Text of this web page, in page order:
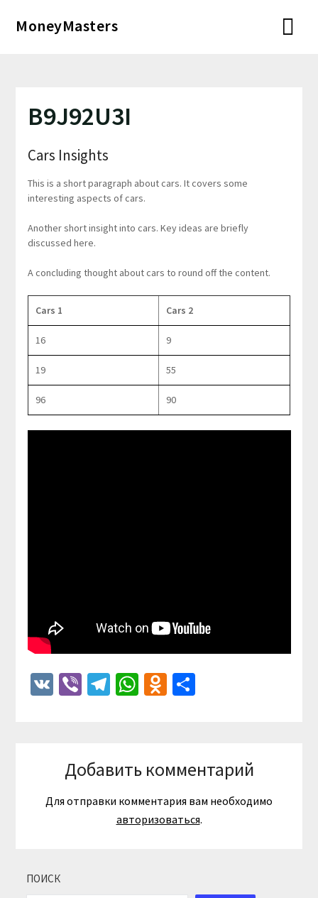
MoneyMasters
B9J92U3I
Cars Insights
This is a short paragraph about cars. It covers some
interesting aspects of cars.
Another short insight into cars. Key ideas are briefly
discussed here.
A concluding thought about cars to round off the content.
Cars 1 Cars 2
16 9
19 55
96 90
VKViberTelegram
WhatsApp
Odnoklassniki
Отправить
Добавить комментарий
Для отправки комментария вам необходимо
авторизоваться.
ПОИСК